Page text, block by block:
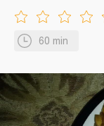
60 min